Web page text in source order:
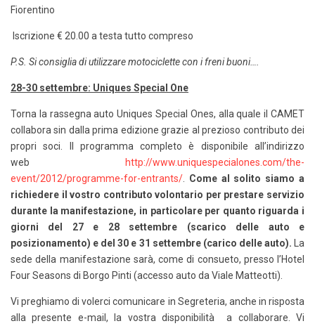
Fiorentino
Iscrizione € 20.00 a testa tutto compreso
P.S. Si consiglia di utilizzare motociclette con i freni buoni….
28-30 settembre: Uniques Special One
Torna la rassegna auto Uniques Special Ones, alla quale il CAMET
collabora sin dalla prima edizione grazie al prezioso contributo dei
propri soci. Il programma completo è disponibile all’indirizzo
web http://www.uniquespecialones.com/the-
event/2012/programme-for-entrants/
Come al solito siamo a
richiedere il vostro contributo volontario per prestare servizio
durante la manifestazione, in particolare per quanto riguarda i
giorni del 27 e 28 settembre (scarico delle auto e
posizionamento) e del 30 e 31 settembre (carico delle auto). La
sede della manifestazione sarà, come di consueto, presso l’Hotel
Four Seasons di Borgo Pinti (accesso auto da Viale Matteotti).
Vi preghiamo di volerci comunicare in Segreteria, anche in risposta
alla presente e-mail, la vostra disponibilità a collaborare. Vi